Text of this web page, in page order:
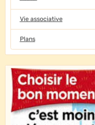
Vie associative
Plans